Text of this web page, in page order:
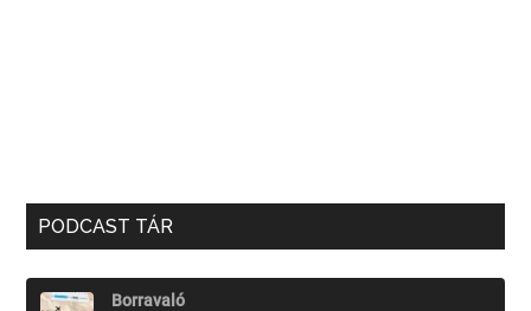
PODCAST TÁR
Borravaló